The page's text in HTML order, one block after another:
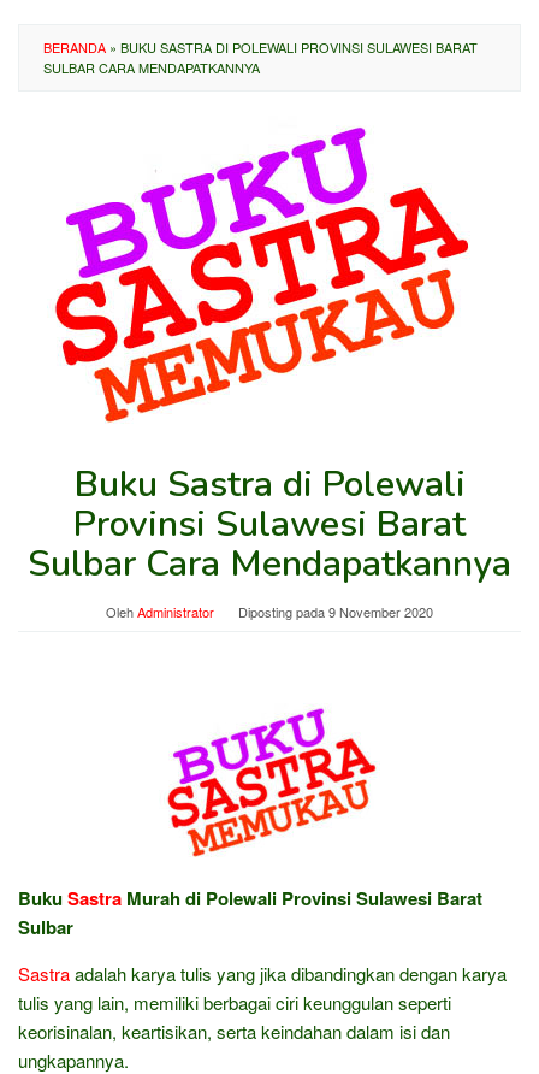
BERANDA » BUKU SASTRA DI POLEWALI PROVINSI SULAWESI BARAT
SULBAR CARA MENDAPATKANNYA
Buku Sastra di Polewali
Provinsi Sulawesi Barat
Sulbar Cara Mendapatkannya
OlehAdministrator Diposting pada9 November 2020
BukuSastra Murah di Polewali Provinsi Sulawesi Barat
Sulbar
Sastraadalah karya tulis yang jika dibandingkan dengan karya
tulis yang lain, memiliki berbagai ciri keunggulan seperti
keorisinalan, keartisikan, serta keindahan dalam isi dan
ungkapannya.